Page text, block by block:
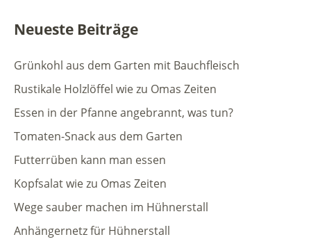
Neueste Beiträge
Grünkohl aus dem Garten mit Bauchfleisch
Rustikale Holzlöffel wie zu Omas Zeiten
Essen in der Pfanne angebrannt, was tun?
Tomaten-Snack aus dem Garten
Futterrüben kann man essen
Kopfsalat wie zu Omas Zeiten
Wege sauber machen im Hühnerstall
Anhängernetz für Hühnerstall